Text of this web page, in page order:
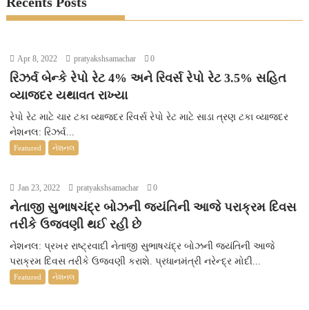
Apr 8, 2022 pratyakshsamachar 0
રિઝર્વ બેન્કે રેપો રેટ 4% અને રિવર્સ રેપો રેટ 3.5% સહિત
વ્યાજદર યથાવત રાખ્યા
રેપો રેટ માટે ચાર ટકા વ્યાજદર રિવર્સ રેપો રેટ માટે સાડા ત્રણ ટકા વ્યાજદર
નેશનલ: રિઝર્વ...
Featured નેશનલ
Jan 23, 2022 pratyakshsamachar 0
નેતાજી સુભાષચંદ્ર બોઝની જયંતિની આજે પરાક્રમ દિવસ
તરીકે ઉજવણી થઈ રહી છે
નેશનલ: પ્રખર રાષ્ટ્રવાદી નેતાજી સુભાષચંદ્ર બોઝની જયંતિની આજે
પરાક્રમ દિવસ તરીકે ઉજવણી કરાશે. પ્રધાનમંત્રી નરેન્દ્ર મોદી...
Featured નેશનલ